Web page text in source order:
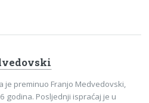
je preminuo Franjo Medvedovski,
godina. Posljednji ispraćaj je u